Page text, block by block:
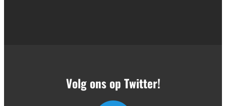
Volg ons op Twitter!